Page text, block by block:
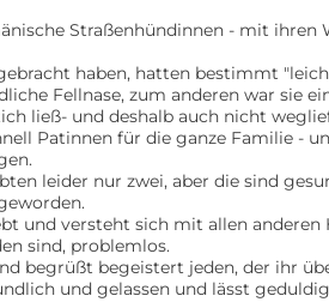
Straßenhündinnen - mit ihren
haben, hatten bestimmt
Fellnase, zum anderen war sie
ließ- und deshalb auch nicht
Patinnen für die ganze Familie -
leider nur zwei, aber die sind
und versteht sich mit allen anderen
sind, problemlos.
begrüßt begeistert jeden, der ihr
und gelassen und lässt